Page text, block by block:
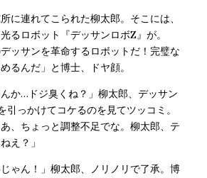
に連れてこられた柳太郎。そこには、
るロボット『デッサンロボZ』が。
デッサンを革命するロボットだ！完璧な
るんだ」と博士、ドヤ顔。
んか…ドジ臭くね？」柳太郎、デッサン
引っかけてコケるのを見てツッコミ。
、ちょっと調整不足でな。柳太郎、テ
え？」
じゃん！」柳太郎、ノリノリで了承。博